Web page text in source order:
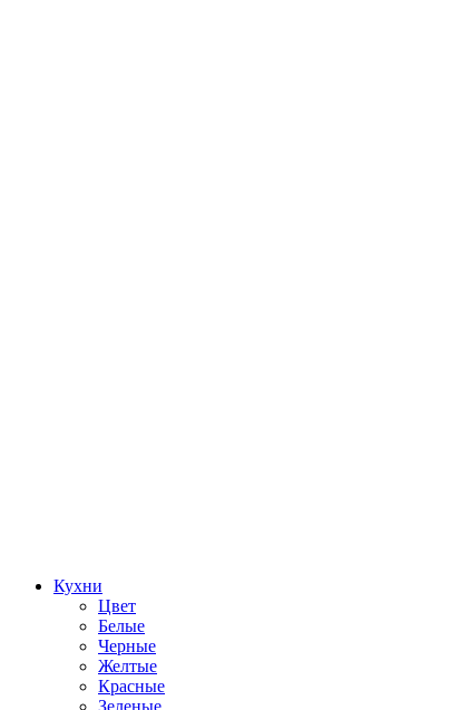
Кухни
Цвет
Белые
Черные
Желтые
Красные
Зеленые